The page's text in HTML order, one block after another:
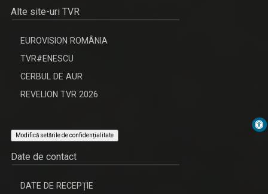
Alte site-uri TVR
EUROVISION ROMÂNIA
TVR#ENESCU
CERBUL DE AUR
REVELION TVR 2026
Modifică setările de confidențialitate
Date de contact
DATE DE RECEPȚIE